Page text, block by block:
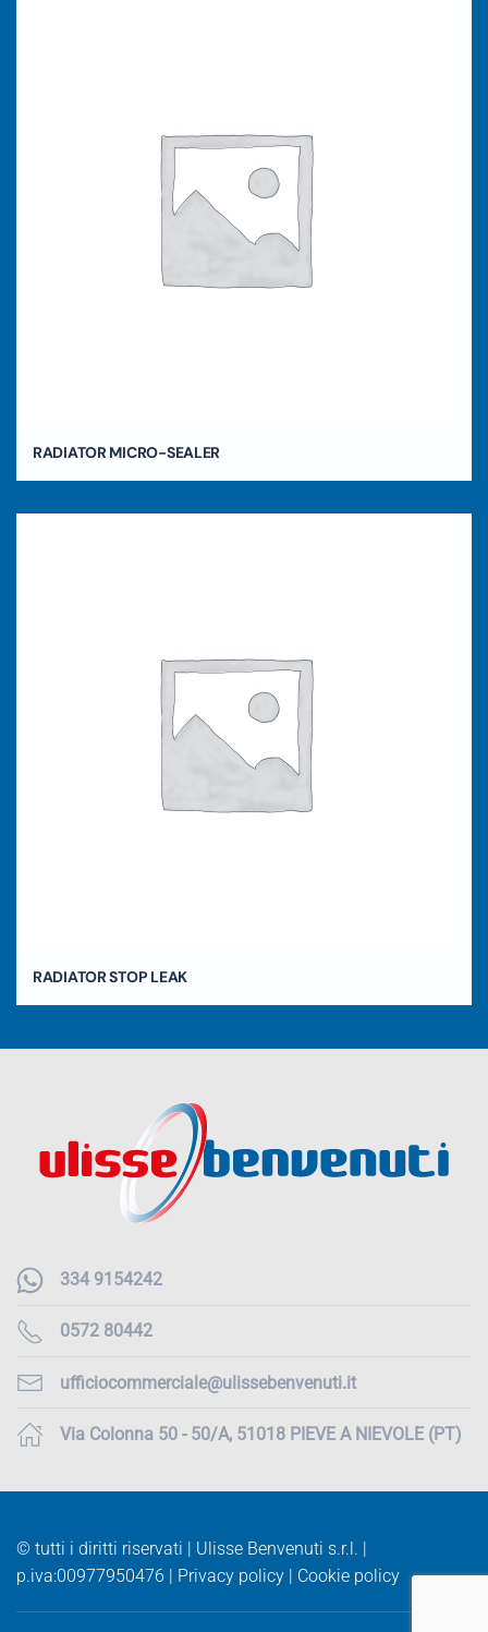
RADIATOR MICRO-SEALER
RADIATOR STOP LEAK
334 9154242
0572 80442
ufficiocommerciale@ulissebenvenuti.it
Via Colonna 50 - 50/A, 51018 PIEVE A NIEVOLE (PT)
© tutti i diritti riservati | Ulisse Benvenuti s.r.l. |
p.iva:00977950476 | Privacy policy Cookie policy